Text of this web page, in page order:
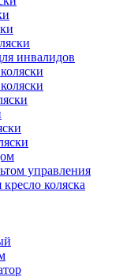
инвалидов
управления
коляска